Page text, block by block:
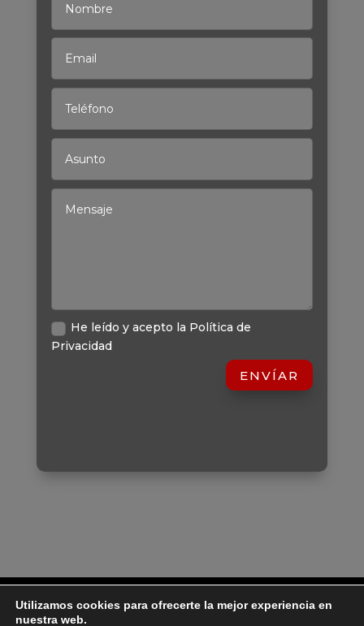
He leído y acepto la Política de
Privacidad
ENVÍAR
Aviso Legal
Política de Privacidad
Política de Cookies
Utilizamos cookies para ofrecerte la mejor experiencia en
nuestra web.